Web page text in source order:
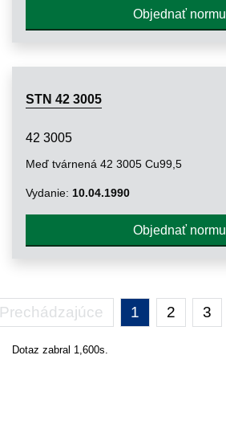
Objednať normu
STN 42 3005
42 3005
Meď tvárnená 42 3005 Cu99,5
Vydanie: 10.04.1990
Objednať normu
1 2 3
Dotaz zabral 1,600s.